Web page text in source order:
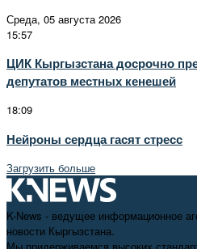
Среда, 05 августа 2026
15:57
ЦИК Кыргызстана досрочно
депутатов местных кенешей
18:09
Нейроны сердца гасят стресс
Загрузить больше
K-News - ведущее информационное
новости Кыргызстана.